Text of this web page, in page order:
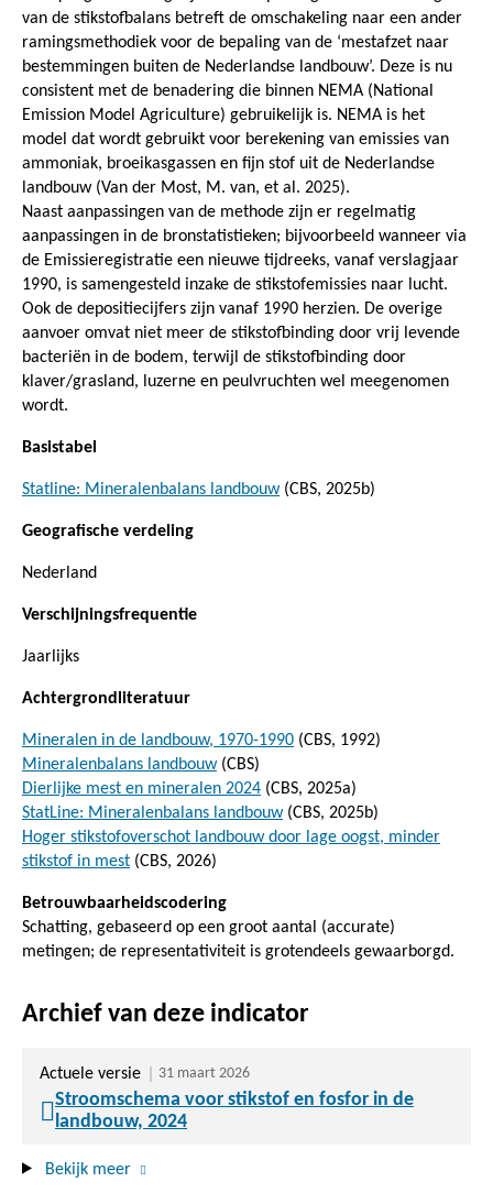
van de stikstofbalans betreft de omschakeling naar een ander
ramingsmethodiek voor de bepaling van de ‘mestafzet naar
bestemmingen buiten de Nederlandse landbouw’. Deze is nu
consistent met de benadering die binnen NEMA (National
Emission Model Agriculture) gebruikelijk is. NEMA is het
model dat wordt gebruikt voor berekening van emissies van
ammoniak, broeikasgassen en fijn stof uit de Nederlandse
landbouw (Van der Most, M. van, et al. 2025).
Naast aanpassingen van de methode zijn er regelmatig
aanpassingen in de bronstatistieken; bijvoorbeeld wanneer via
de Emissieregistratie een nieuwe tijdreeks, vanaf verslagjaar
1990, is samengesteld inzake de stikstofemissies naar lucht.
Ook de depositiecijfers zijn vanaf 1990 herzien. De overige
aanvoer omvat niet meer de stikstofbinding door vrij levende
bacteriën in de bodem, terwijl de stikstofbinding door
klaver/grasland, luzerne en peulvruchten wel meegenomen
wordt.
Basistabel
Statline: Mineralenbalans landbouw(CBS, 2025b)
Geografische verdeling
Nederland
Verschijningsfrequentie
Jaarlijks
Achtergrondliteratuur
Mineralen in de landbouw, 1970-1990 (CBS, 1992)
Mineralenbalans landbouw(CBS)
Dierlijke mest en mineralen 2024 (CBS, 2025a)
StatLine: Mineralenbalans landbouw(CBS, 2025b)
Hoger stikstofoverschot landbouw door lage oogst, minder
stikstof in mest (CBS, 2026)
Betrouwbaarheidscodering
Schatting, gebaseerd op een groot aantal (accurate)
metingen; de representativiteit is grotendeels gewaarborgd.
Archief van deze indicator
Actuele versie 31 maart 2026
Stroomschema voor stikstof en fosfor in de
landbouw, 2024
Bekijk meer